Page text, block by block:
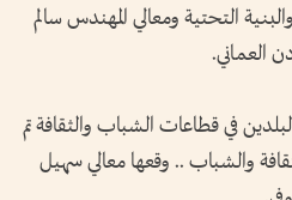
التحتية ومعالي المهندس سالم
العماني.
في قطاعات الشباب والثقافة تم
والشباب .. وقعها معالي سهيل